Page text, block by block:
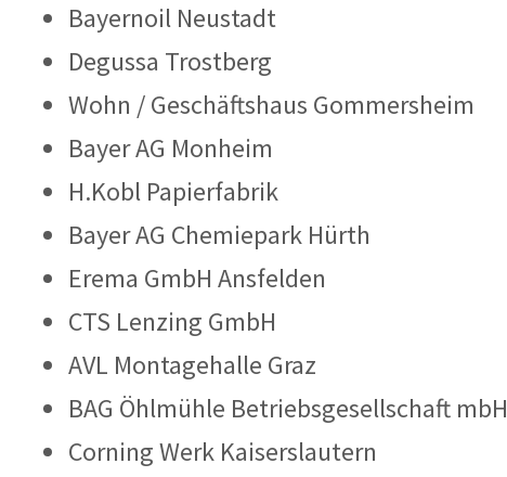
Bayernoil Neustadt
Degussa Trostberg
Wohn / Geschäftshaus Gommersheim
Bayer AG Monheim
H.Kobl Papierfabrik
Bayer AG Chemiepark Hürth
Erema GmbH Ansfelden
CTS Lenzing GmbH
AVL Montagehalle Graz
BAG Öhlmühle Betriebsgesellschaft mbH
Corning Werk Kaiserslautern